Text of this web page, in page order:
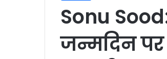
Sonu
जन्मदिन पर